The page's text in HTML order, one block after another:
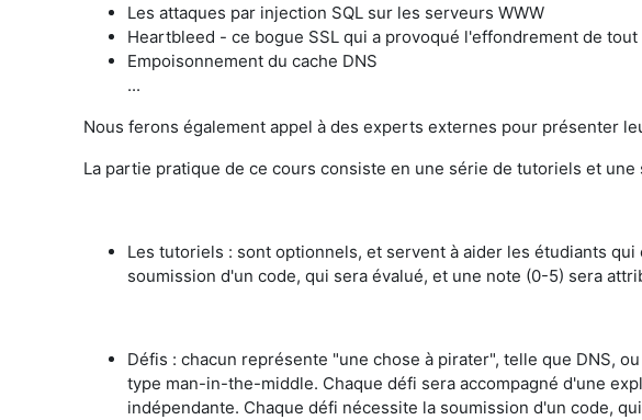
Les attaques par injection SQL sur les serveurs WWW
Heartbleed - ce bogue SSL qui a provoqué l'effondrement de
Empoisonnement du cache DNS
...
Nous ferons également appel à des experts externes pour présenter
La partie pratique de ce cours consiste en une série de tutoriels et une
Les tutoriels : sont optionnels, et servent à aider les étudiants
soumission d'un code, qui sera évalué, et une note (0-5) sera
Défis : chacun représente "une chose à pirater", telle que DNS,
type man-in-the-middle. Chaque défi sera accompagné d'une
indépendante. Chaque défi nécessite la soumission d'un code,